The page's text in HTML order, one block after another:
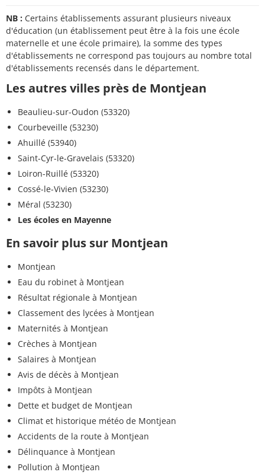
NB : Certains établissements assurant plusieurs niveaux
d'éducation (un établissement peut être à la fois une école
maternelle et une école primaire), la somme des types
d'établissements ne correspond pas toujours au nombre total
d'établissements recensés dans le département.
Les autres villes près de Montjean
Beaulieu-sur-Oudon (53320)
Courbeveille (53230)
Ahuillé (53940)
Saint-Cyr-le-Gravelais (53320)
Loiron-Ruillé (53320)
Cossé-le-Vivien (53230)
Méral (53230)
Les écoles en Mayenne
En savoir plus sur Montjean
Montjean
Eau du robinet à Montjean
Résultat régionale à Montjean
Classement des lycées à Montjean
Maternités à Montjean
Crèches à Montjean
Salaires à Montjean
Avis de décès à Montjean
Impôts à Montjean
Dette et budget de Montjean
Climat et historique météo de Montjean
Accidents de la route à Montjean
Délinquance à Montjean
Pollution à Montjean